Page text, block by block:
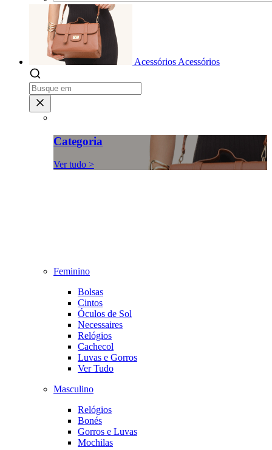
Acessórios Acessórios
Categoria
Ver tudo >
Feminino
Bolsas
Cintos
Óculos de Sol
Necessaires
Relógios
Cachecol
Luvas e Gorros
Ver Tudo
Masculino
Relógios
Bonés
Gorros e Luvas
Mochilas